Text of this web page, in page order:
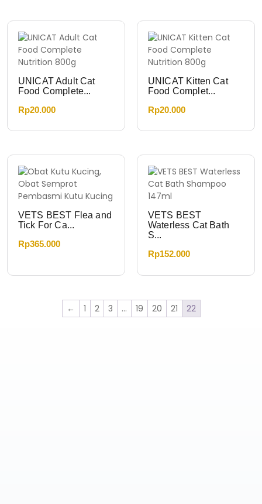
UNICAT Adult Cat
Food Complete...
Rp20.000
UNICAT Kitten Cat
Food Complet...
Rp20.000
VETS BEST Flea and
Tick For Ca...
Rp365.000
VETS BEST
Waterless Cat Bath
S...
Rp152.000
← 1 2 3 … 19 20 21 22